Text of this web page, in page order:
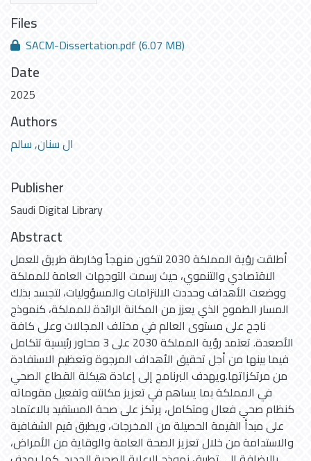
Files
SACM-Dissertation.pdf(6.07 MB)
Date
2025
Authors
ال سنان, سالم
Publisher
Saudi Digital Library
Abstract
أطلقت رؤية المملكة 2030 لتكون منهجاً وخارطة طريق للعمل
الاقتصادي والتنموي، حيث رسمت التوجهات العامة للمملكة
ووضعت الأهداف وحددت الالتزامات والمسؤوليات، لتجسد بذلك
المسار الطموح الذي يعزز من المكانة الرائدة للمملكة، كنموذج
ناجح على مستوى العالم في مختلف المجالات وعلى كافة
الأصعدة. تعتمد رؤية المملكة 2030 على 3 محاور رئيسية تتكامل
فيما بينها من أجل تحقيق الأهداف المرجوة وتعظيم الاستفادة
من مرتكزاتها.ويهدف البرنامج إلى إعادة هيكلة القطاع الصحي
في المملكة بما يساهم في تعزيز مكانته وتفعيل مقوماته
كنظام صحي فعال ومتكامل، يرتكز على صحة المستفيد بالاعتماد
على مبدأ القيمة الحصيلة من المخرجات، ويطبق قيم الشفافية
والاستدامة من خلال تعزيز الصحة العامة والوقاية من الأمراض،